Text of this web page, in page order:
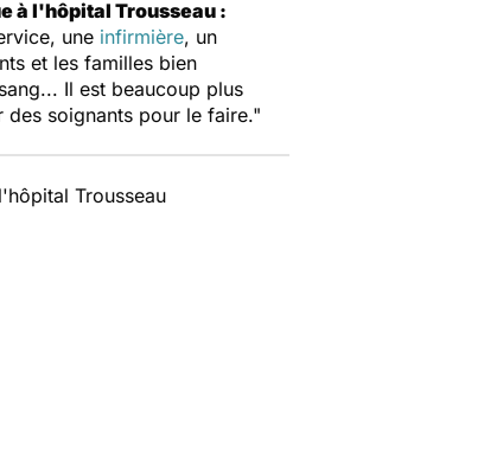
à l'hôpital Trousseau :
une infirmière, un
et les familles bien
Il est beaucoup plus
soignants pour le faire."
Trousseau